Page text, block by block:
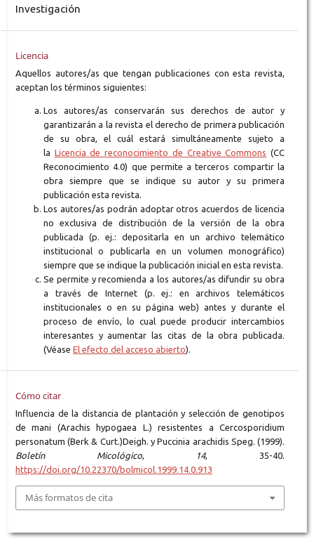
Investigación
Licencia
Aquellos autores/as que tengan publicaciones con esta revista,
aceptan los términos siguientes:
Los autores/as conservarán sus derechos de autor y
garantizarán a la revista el derecho de primera publicación
de su obra, el cuál estará simultáneamente sujeto a
la Licencia de reconocimiento de Creative Commons (CC
Reconocimiento 4.0) que permite a terceros compartir la
obra siempre que se indique su autor y su primera
publicación esta revista.
Los autores/as podrán adoptar otros acuerdos de licencia
no exclusiva de distribución de la versión de la obra
publicada (p. ej.: depositarla en un archivo telemático
institucional o publicarla en un volumen monográfico)
siempre que se indique la publicación inicial en esta revista.
Se permite y recomienda a los autores/as difundir su obra
a través de Internet (p. ej.: en archivos telemáticos
institucionales o en su página web) antes y durante el
proceso de envío, lo cual puede producir intercambios
interesantes y aumentar las citas de la obra publicada.
(Véase El efecto del acceso abierto).
Cómo citar
Influencia de la distancia de plantación y selección de genotipos
de mani (Arachis hypogaea L.) resistentes a Cercosporidium
personatum (Berk & Curt.)Deigh. y Puccinia arachidis Speg. (1999).
Boletín Micológico, 14, 35-40.
https://doi.org/10.22370/bolmicol.1999.14.0.913
Más formatos de cita